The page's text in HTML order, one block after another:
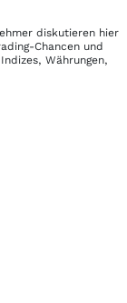
diskutieren hier
Chancen und
Währungen,